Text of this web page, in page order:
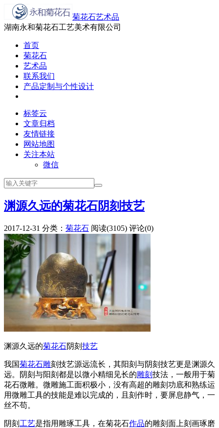
菊花石艺术品
湖南永和菊花石工艺美术有限公司
首页
菊花石
艺术品
联系我们
产品定制与个性设计
标签云
文章归档
友情链接
网站地图
关注本站
微信
渊源久远的菊花石阴刻技艺
2017-12-31 分类： 菊花石 阅读(3105) 评论(0)
渊源久远的菊花石阴刻 技艺
我国菊花石雕刻技艺源远流长，其阳刻与阴刻技艺更是渊源久
远。阴刻与阳刻都是以微小精细见长的雕刻 技法，一般用于菊
花石微雕。微雕施工面积极小，没有高超的雕刻功底和熟练运
用微雕工具的技能是难以完成的，且刻作时，要屏息静气，一
丝不苟。
阴刻 工艺是指用雕琢工具，在菊花石作品的雕刻面上刻画琢磨